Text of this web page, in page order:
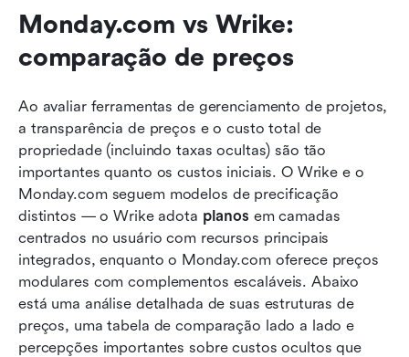
Monday.com vs Wrike:
comparação de preços
Ao avaliar ferramentas de gerenciamento de projetos,
a transparência de preços e o custo total de
propriedade (incluindo taxas ocultas) são tão
importantes quanto os custos iniciais. O Wrike e o
Monday.com seguem modelos de precificação
distintos — o Wrike adota planos em camadas
centrados no usuário com recursos principais
integrados, enquanto o Monday.com oferece preços
modulares com complementos escaláveis. Abaixo
está uma análise detalhada de suas estruturas de
preços, uma tabela de comparação lado a lado e
percepções importantes sobre custos ocultos que